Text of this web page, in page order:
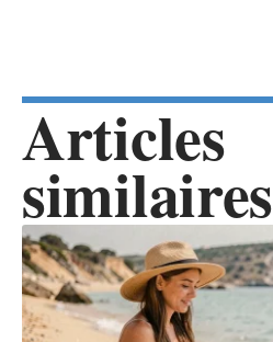
Articles
similaires